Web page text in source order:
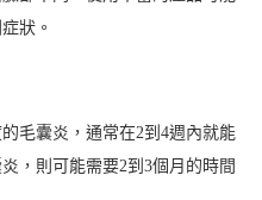
狀。
毛囊炎，通常在2到4週內就能
，則可能需要2到3個月的時間